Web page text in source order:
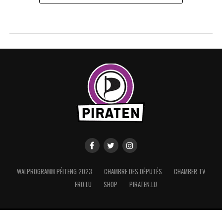
WALPROGRAMM PÉITENG 2023 CHAMBRE DES DÉPUTÉS
CHAMBER TV
FRO.LU
SHOP PIRATEN.LU